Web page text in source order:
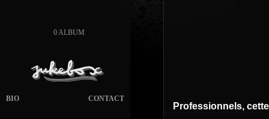
0 ALBUM
CONTACT
BIO
Professionnels,